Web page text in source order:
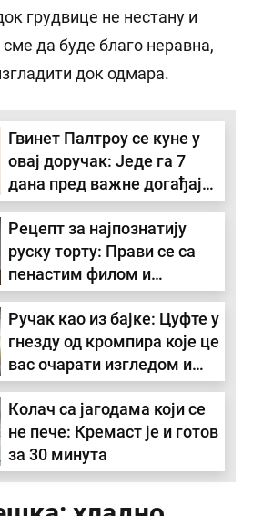
грудвице не нестану и
да буде благо неравна,
док одмара.
Гвинет Палтроу се куне у
овај доручак: Једе га 7
дана пред важне догађаје
и "глат" улази у уске
хаљине (рецепт)
Рецепт за најпознатију
руску торту: Прави се са
пенастим филом и
чоколадном глазуром
Ручак као из бајке: Цуфте у
гнезду од кромпира које це
вас очарати изгледом и
укусом (рецепт/видео)
Колач са јагодама који се
не пече: Кремаст је и готов
за 30 минута